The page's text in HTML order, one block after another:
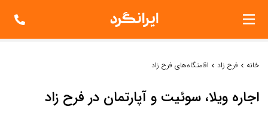
خانه فرح زاد اقامتگاه‌های فرح زاد
اجاره ویلا، سوئیت و آپارتمان در فرح زاد